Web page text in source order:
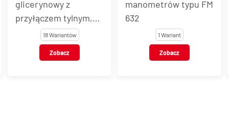
manometrów typu FM
632
1 Wariant
Zobacz
glicerynowy z
przyłączem tylnym do
zabudowy, FM 633
18 Wariantów
Zobacz